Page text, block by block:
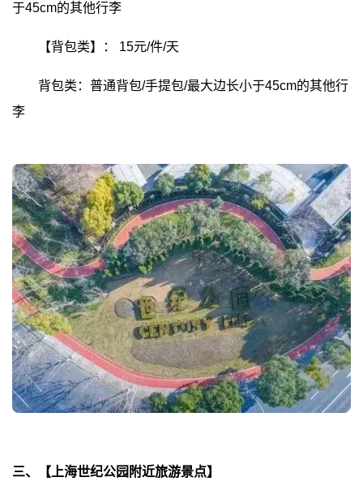
于45cm的其他行李
【背包类】： 15元/件/天
背包类：普通背包/手提包/最大边长小于45cm的其他行
李
三、【上海世纪公园附近旅游景点】